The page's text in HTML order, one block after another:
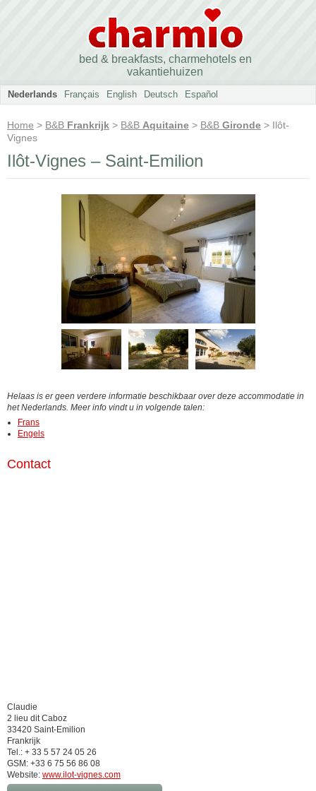
bed & breakfasts, charmehotels en
vakantiehuizen
Nederlands Français English Deutsch Español
Home > B&B Frankrijk > B&B Aquitaine > B&B Gironde > Ilôt-
Vignes
Ilôt-Vignes – Saint-Emilion
Helaas is er geen verdere informatie beschikbaar over deze accommodatie in
het Nederlands. Meer info vindt u in volgende talen:
Frans
Engels
Contact
Claudie
2 lieu dit Caboz
33420 Saint-Emilion
Frankrijk
Tel.: + 33 5 57 24 05 26
GSM: +33 6 75 56 86 08
Website: www.ilot-vignes.com